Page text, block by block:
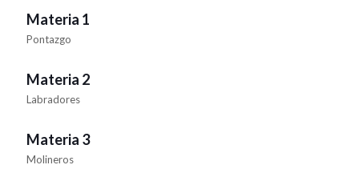
Materia 1
Pontazgo
Materia 2
Labradores
Materia 3
Molineros